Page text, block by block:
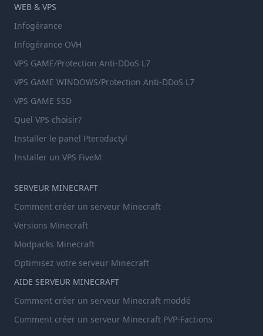
WEB & VPS
Infogérance
Infogérance OVH
VPS GAME/Protection Anti-DDoS L7
VPS GAME WINDOWS/Protection Anti-DDoS L7
VPS GAME SSD
Quel VPS choisir?
Installer le panel Pterodactyl
Installer un VPS FiveM
SERVEUR MINECRAFT
Comment créer un serveur Minecraft
Versions Minecraft
Modpacks Minecraft
Optimisez votre serveur Minecraft
AIDE SERVEUR MINECRAFT
Comment créer un serveur Minecraft moddé
Comment créer un serveur Minecraft PVP-Factions